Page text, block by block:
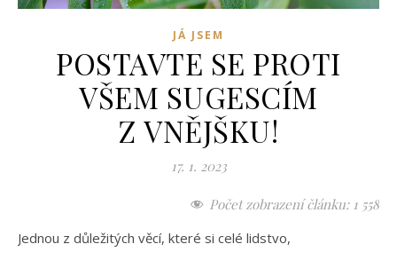
JÁ JSEM
POSTAVTE SE PROTI
VŠEM SUGESCÍM
Z VNĚJŠKU!
17. 1. 2023
Počet zobrazení článku: 1 558
Jednou z důležitých věcí, které si celé lidstvo,